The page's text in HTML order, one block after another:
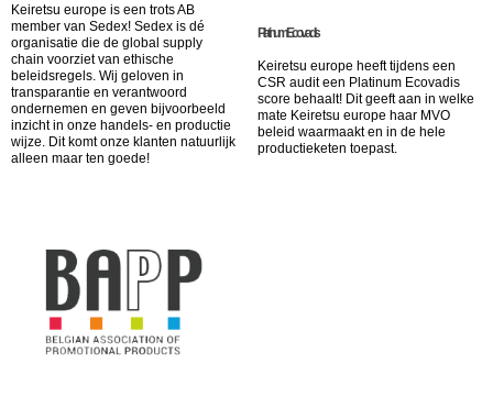
Keiretsu europe is een trots AB
member van Sedex! Sedex is dé
organisatie die de global supply
chain voorziet van ethische
beleidsregels. Wij geloven in
transparantie en verantwoord
ondernemen en geven bijvoorbeeld
inzicht in onze handels- en productie
wijze. Dit komt onze klanten natuurlijk
alleen maar ten goede!
Platinum Ecovadis
Keiretsu europe heeft tijdens een
CSR audit een Platinum Ecovadis
score behaalt! Dit geeft aan in welke
mate Keiretsu europe haar MVO
beleid waarmaakt en in de hele
productieketen toepast.